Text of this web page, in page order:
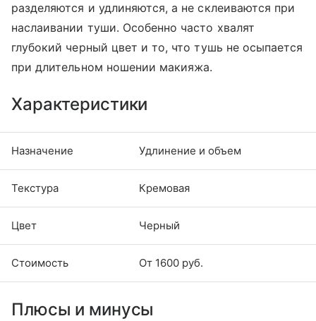
разделяются и удлиняются, а не склеиваются при
наслаивании туши. Особенно часто хвалят
глубокий черный цвет и то, что тушь не осыпается
при длительном ношении макияжа.
Характеристики
Назначение Удлинение и объем
Текстура Кремовая
Цвет Черный
Стоимость От 1600 руб.
Плюсы и минусы